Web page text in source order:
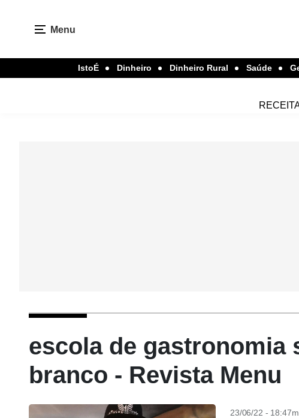
Menu
IstoÉ Dinheiro Dinheiro Rural Saúde
escola de gastronomia
branco - Revista Menu
23/06/22 -